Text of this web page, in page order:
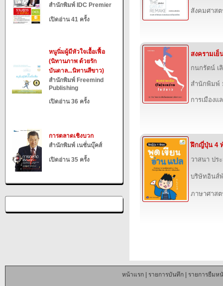
สำนักพิมพ์ IDC Premier
เปิดอ่าน 41 ครั้ง
หนูนิ่มผู้มีหัวใจเอื้อเฟื้อ
(นิทานภาพ ด้วยรัก
บันดาล...นิทานสีขาว)
สำนักพิมพ์ Freemind
Publishing
เปิดอ่าน 36 ครั้ง
การตลาดเชิงบวก
สำนักพิมพ์ เนชั่นบุ๊คส์
เปิดอ่าน 35 ครั้ง
สังคมศาสต
สงครามเย็
กนกรัตน์ เ
สำนักพิมพ์
การเมืองแ
ฝึกญี่ปุ่น 4
วาสนา ปร
บริษัทอินส์
ภาษาศาสต
หน้าแรก| รายการบันทึก| รายการยืมห